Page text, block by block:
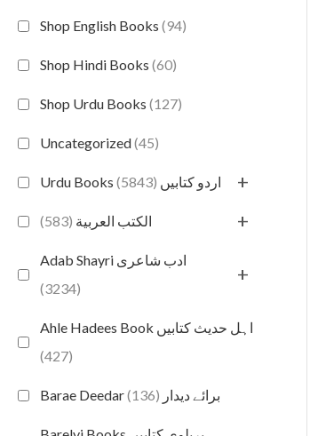
Shop English Books (94)
Shop Hindi Books (60)
Shop Urdu Books (127)
Uncategorized(45)
Urdu Books اردو کتابیں (5843) +
الكتب العربية (583) +
Adab Shayri ادب شاعری
(3234)
+
Ahle Hadees Book اہل حدیث کتابیں
(427)
Barae Deedar برائے دیدار (136)